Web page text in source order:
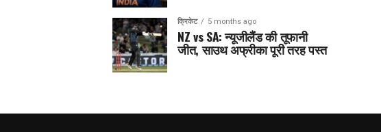
क्रिकेट 5 months ago
NZ vs SA: न्यूजीलैंड की तूफानी
जीत, साउथ अफ्रीका पूरी तरह पस्त